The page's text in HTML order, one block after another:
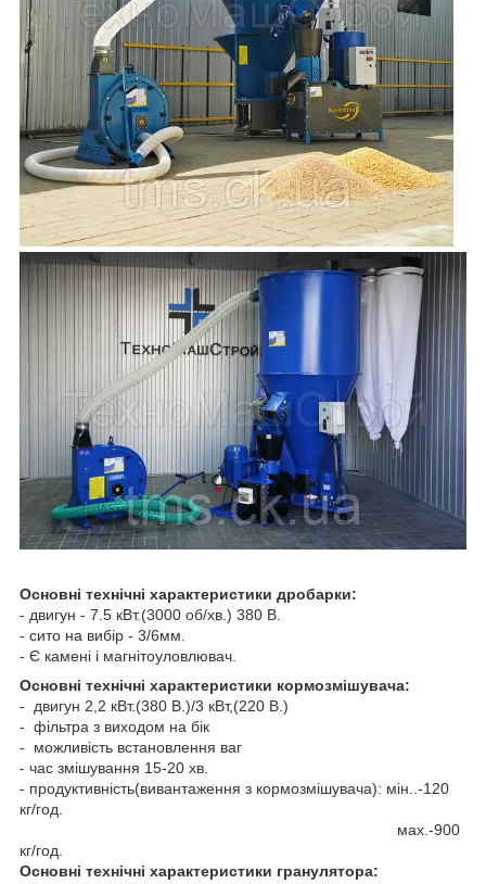
Основні технічні характеристики дробарки:
- двигун - 7.5 кВт.(3000 об/хв.) 380 В.
- сито на вибір - 3/6мм.
- Є камені і магнітоуловлювач.
Основні технічні характеристики кормозмішувача:
- двигун 2,2 кВт.(380 В.)/3 кВт,(220 В.)
- фільтра з виходом на бік
- можливість встановлення ваг
- час змішування 15-20 хв.
- продуктивність(вивантаження з кормозмішувача): мін..-120
кг/год.
мах.-900
кг/год.
Основні технічні характеристики гранулятора: